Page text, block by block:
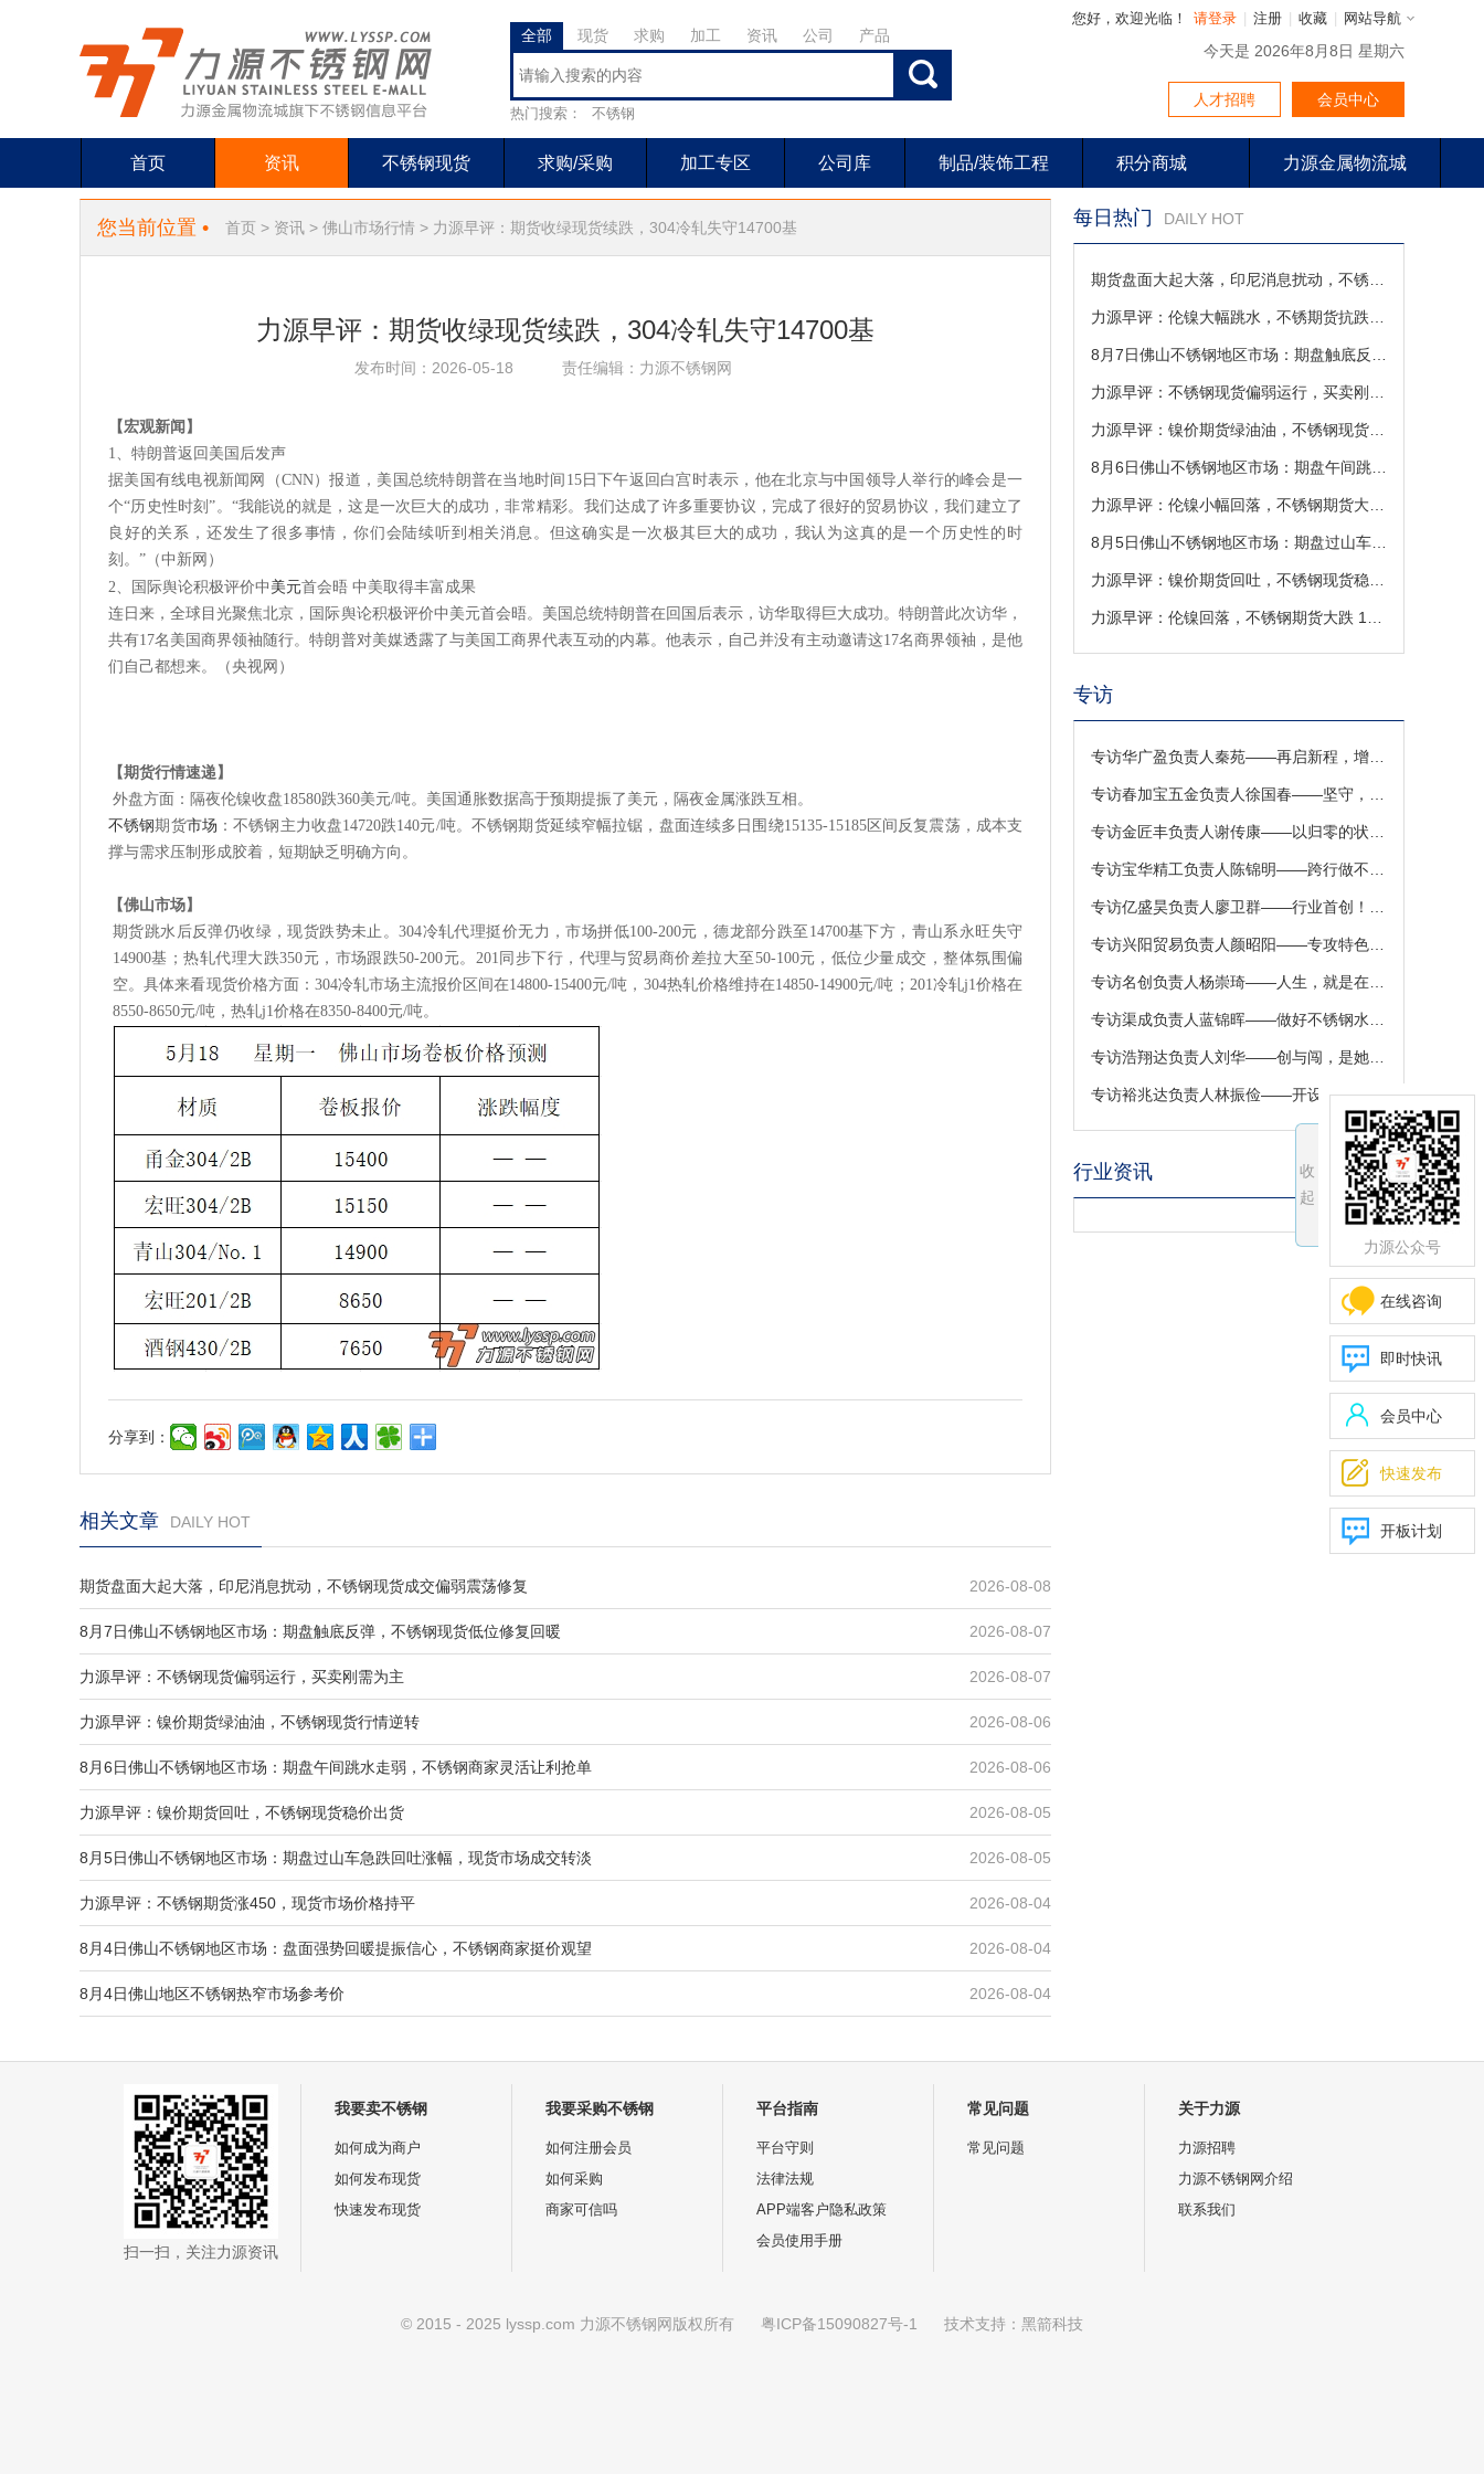
全部 现货 求购 加工 资讯 公司 产品
热门搜索： 不锈钢
收藏 网站导航
您好，欢迎光临！ 请登录 注册
今天是 2026年8月8日 星期六
人才招聘 会员中心
首页 资讯 不锈钢现货 求购/采购 加工专区 公司库 制品/装饰工程 积分商城 力源金属物流城
您当前位置 • 首页 > 资讯 > 佛山市场行情 > 力源早评：期货收绿现货续跌，304冷轧失守14700基
力源早评：期货收绿现货续跌，304冷轧失守14700基
发布时间：2026-05-18 责任编辑：力源不锈钢网
【宏观新闻】
1、特朗普返回美国后发声
据美国有线电视新闻网（CNN）报道，美国总统特朗普在当地时间15日下午返回白宫时表示，他在北京与中国领导人举行的峰会是一
个“历史性时刻”。“我能说的就是，这是一次巨大的成功，非常精彩。我们达成了许多重要协议，完成了很好的贸易协议，我们建立了
良好的关系，还发生了很多事情，你们会陆续听到相关消息。但这确实是一次极其巨大的成功，我认为这真的是一个历史性的时
刻。”（中新网）
2、国际舆论积极评价中 美元首会晤 中美取得丰富成果
连日来，全球目光聚焦北京，国际舆论积极评价中美元首会晤。美国总统特朗普在回国后表示，访华取得巨大成功。特朗普此次访华，
共有17名美国商界领袖随行。特朗普对美媒透露了与美国工商界代表互动的内幕。他表示，自己并没有主动邀请这17名商界领袖，是他
们自己都想来。（央视网）
【期货行情速递】
外盘方面： 隔夜伦镍收盘18580跌360美元/吨。 美国通胀数据高于预期提振了美元，隔夜金属涨跌互相。
不锈钢期货市场 ：不锈钢主力收盘14720跌140元/吨。不锈钢期货延续窄幅拉锯，盘面连续多日围绕15135-15185区间反复震荡，成本支
撑与需求压制形成胶着，短期缺乏明确方向。
【佛山市场】
期货跳水后反弹仍收绿，现货跌势未止。304冷轧代理挺价无力，市场拼低100-200元，德龙部分跌至14700基下方，青山系永旺失守
14900基；热轧代理大跌350元，市场跟跌50-200元。201同步下行，代理与贸易商价差拉大至50-100元，低位少量成交，整体氛围偏
空。具体来看现货价格方面：304冷轧市场主流报价区间在14800-15400元/吨，304热轧价格维持在14850-14900元/吨；201冷轧j1价格在
8550-8650元/吨，热轧j1价格在8350-8400元/吨。
分享到：
相关文章 DAILY HOT
期货盘面大起大落，印尼消息扰动，不锈钢现货成交偏弱震荡修复 2026-08-08
8月7日佛山不锈钢地区市场：期盘触底反弹，不锈钢现货低位修复回暖 2026-08-07
力源早评：不锈钢现货偏弱运行，买卖刚需为主 2026-08-07
力源早评：镍价期货绿油油，不锈钢现货行情逆转 2026-08-06
8月6日佛山不锈钢地区市场：期盘午间跳水走弱，不锈钢商家灵活让利抢单 2026-08-06
力源早评：镍价期货回吐，不锈钢现货稳价出货 2026-08-05
8月5日佛山不锈钢地区市场：期盘过山车急跌回吐涨幅，现货市场成交转淡 2026-08-05
力源早评：不锈钢期货涨450，现货市场价格持平 2026-08-04
8月4日佛山不锈钢地区市场：盘面强势回暖提振信心，不锈钢商家挺价观望 2026-08-04
8月4日佛山地区不锈钢热窄市场参考价 2026-08-04
每日热门 DAILY HOT
专访
专访裕兆达负责人林振俭——开设不锈钢T型条现货，是机遇还是实力？
行业资讯
扫一扫，关注力源资讯
我要卖不锈钢
如何成为商户
如何发布现货
快速发布现货
我要采购不锈钢
如何注册会员
如何采购
商家可信吗
平台指南
平台守则
法律法规
APP端客户隐私政策
会员使用手册
常见问题
常见问题
关于力源
力源招聘
力源不锈钢网介绍
联系我们
© 2015 - 2025 lyssp.com 力源不锈钢网版权所有 粤ICP备15090827号-1 技术支持： 黑箭科技
力源公众号
在线咨询
即时快讯
会员中心
 快速发布
开板计划
收
起